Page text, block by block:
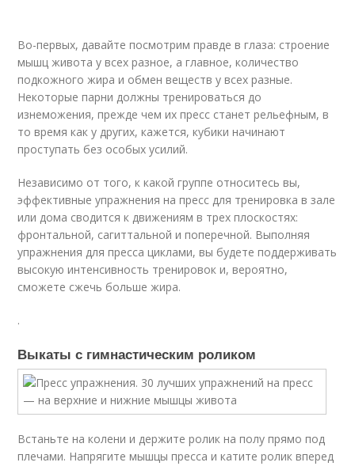
Во-первых, давайте посмотрим правде в глаза: строение
мышц живота у всех разное, а главное, количество
подкожного жира и обмен веществ у всех разные.
Некоторые парни должны тренироваться до
изнеможения, прежде чем их пресс станет рельефным, в
то время как у других, кажется, кубики начинают
проступать без особых усилий.
Независимо от того, к какой группе относитесь вы,
эффективные упражнения на пресс для тренировка в зале
или дома сводится к движениям в трех плоскостях:
фронтальной, сагиттальной и поперечной. Выполняя
упражнения для пресса циклами, вы будете поддерживать
высокую интенсивность тренировок и, вероятно,
сможете сжечь больше жира.
.
Выкаты с гимнастическим роликом
Встаньте на колени и держите ролик на полу прямо под
плечами. Напрягите мышцы пресса и катите ролик вперед